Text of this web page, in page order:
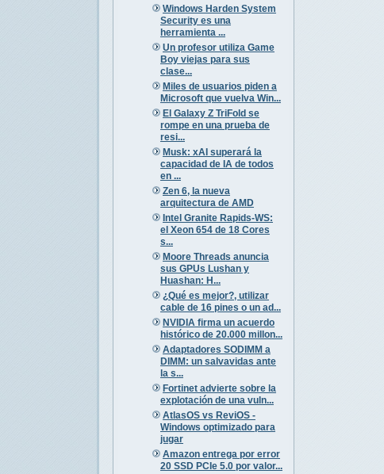
Windows Harden System
Security es una
herramienta ...
Un profesor utiliza Game
Boy viejas para sus
clase...
Miles de usuarios piden a
Microsoft que vuelva Win...
El Galaxy Z TriFold se
rompe en una prueba de
resi...
Musk: xAI superará la
capacidad de IA de todos
en ...
Zen 6, la nueva
arquitectura de AMD
Intel Granite Rapids-WS:
el Xeon 654 de 18 Cores
s...
Moore Threads anuncia
sus GPUs Lushan y
Huashan: H...
¿Qué es mejor?, utilizar
cable de 16 pines o un ad...
NVIDIA firma un acuerdo
histórico de 20.000 millon...
Adaptadores SODIMM a
DIMM: un salvavidas ante
la s...
Fortinet advierte sobre la
explotación de una vuln...
AtlasOS vs ReviOS -
Windows optimizado para
jugar
Amazon entrega por error
20 SSD PCIe 5.0 por valor...